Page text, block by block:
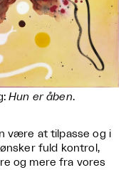
Hun er åben.
være at tilpasse og i
fuld kontrol,
og mere fra vores